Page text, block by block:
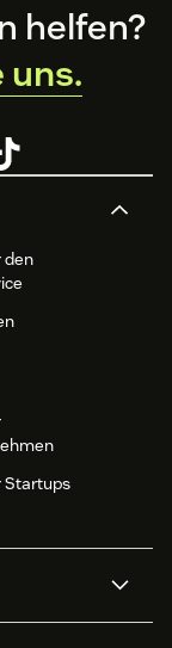
den
Startups
helfen?
uns.